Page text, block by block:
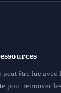
peut être lue avec
pour retrouver